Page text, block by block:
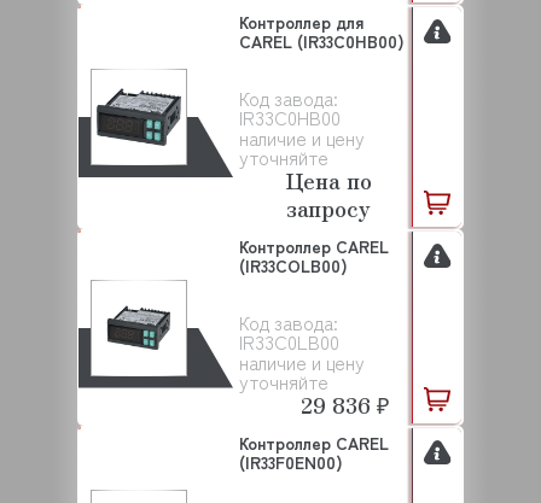
Код завода:
IR33C0HB00
наличие и цену
уточняйте
Контроллер для
CAREL (IR33C0HB00)
Цена по
запросу
Код завода:
IR33C0LB00
наличие и цену
уточняйте
Контроллер CAREL
(IR33COLB00)
29 836 ₽
Контроллер CAREL
(IR33F0EN00)